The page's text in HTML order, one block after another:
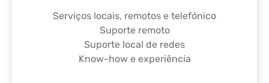
Serviços locais, remotos e telefónico
Suporte remoto
Suporte local de redes
Know-how e experiência